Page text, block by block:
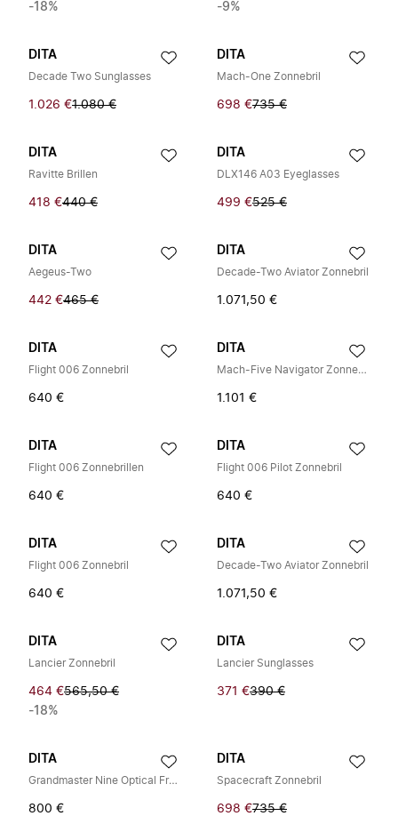
-18%
-9%
DITA
Decade Two Sunglasses
1.026 €1.080 €
DITA
Mach-One Zonnebril
698 €735 €
DITA
Ravitte Brillen
418 €440 €
DITA
DLX146 A03 Eyeglasses
499 €525 €
DITA
Aegeus-Two
442 €465 €
DITA
Decade-Two Aviator Zonnebril
1.071,50 €
DITA
Flight 006 Zonnebril
640 €
DITA
Mach-Five Navigator Zonnebril
1.101 €
DITA
Flight 006 Zonnebrillen
640 €
DITA
Flight 006 Pilot Zonnebril
640 €
DITA
Flight 006 Zonnebril
640 €
DITA
Decade-Two Aviator Zonnebril
1.071,50 €
DITA
Lancier Zonnebril
464 €565,50 €
-18%
DITA
Lancier Sunglasses
371 €390 €
DITA
Grandmaster Nine Optical Frame
800 €
DITA
Spacecraft Zonnebril
698 €735 €